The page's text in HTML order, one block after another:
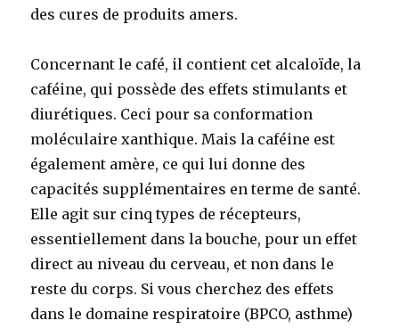
des cures de produits amers.
Concernant le café, il contient cet alcaloïde, la
caféine, qui possède des effets stimulants et
diurétiques. Ceci pour sa conformation
moléculaire xanthique. Mais la caféine est
également amère, ce qui lui donne des
capacités supplémentaires en terme de santé.
Elle agit sur cinq types de récepteurs,
essentiellement dans la bouche, pour un effet
direct au niveau du cerveau, et non dans le
reste du corps. Si vous cherchez des effets
dans le domaine respiratoire (BPCO, asthme)